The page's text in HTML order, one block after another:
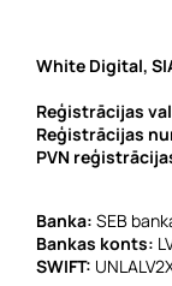
White Digital,
Reģistrācijas
Reģistrācijas
PVN
Banka: SEB
Bankas konts:
SWIFT: